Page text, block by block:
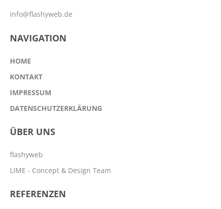
info@flashyweb.de
NAVIGATION
HOME
KONTAKT
IMPRESSUM
DATENSCHUTZERKLÄRUNG
ÜBER UNS
flashyweb
LIME - Concept & Design Team
REFERENZEN